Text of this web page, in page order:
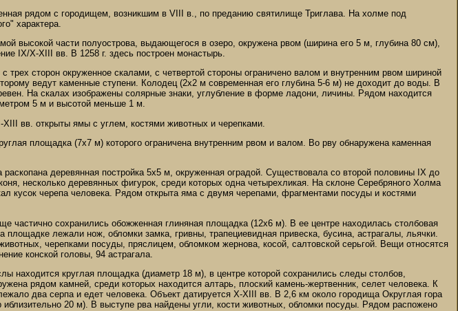
рядом с городищем, возникшим в VIII в., по преданию святилище Триглава. На холме под
характера.
высокой части полуострова, выдающегося в озеро, окружена рвом (ширина его 5 м, глубина 80 см),
IX/X-XIII вв. В 1258 г. здесь построен монастырь.
сторон окруженное скалами, с четвертой стороны ограничено валом и внутренним рвом шириной
ведут каменные ступени. Колодец (2х2 м современная его глубина 5-6 м) не доходит до воды. В
На скалах изображены солярные знаки, углубление в форме ладони, личины. Рядом находится
5 м и высотой меньше 1 м.
вв. открыты ямы с углем, костями животных и черепками.
площадка (7х7 м) которого ограничена внутренним рвом и валом. Во рву обнаружена каменная
деревянная постройка 5х5 м, окруженная оградой. Существовала со второй половины IX до
несколько деревянных фигурок, среди которых одна четырехликая. На склоне Серебряного Холма
кусок черепа человека. Рядом открыта яма с двумя черепами, фрагментами посуды и костями
частично сохранились обожженная глиняная площадка (12х6 м). В ее центре находилась столбовая
лежали нож, обломки замка, гривны, трапециевидная привеска, бусина, астрагалы, льячки.
черепками посуды, пряслицем, обломком жернова, косой, салтовской серьгой. Вещи относятся
конской головы, 94 астрагала.
находится круглая площадка (диаметр 18 м), в центре которой сохранились следы столбов,
рядом камней, среди которых находится алтарь, плоский камень-жертвенник, селет человека. К
два серпа и едет человека. Объект датируется X-XIII вв. В 2,6 км около городища Округлая гора
20 м). В выступе рва найдены угли, кости животных, обломки посуды. Рядом распожено